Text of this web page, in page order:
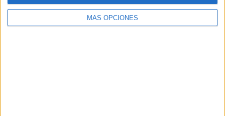
MÁS OPCIONES